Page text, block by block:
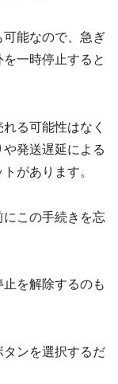
可能なので、急ぎ
一時停止すると
る可能性はなく
発送遅延による
があります。
この手続きを忘
を解除するのも
ンを選択するだ